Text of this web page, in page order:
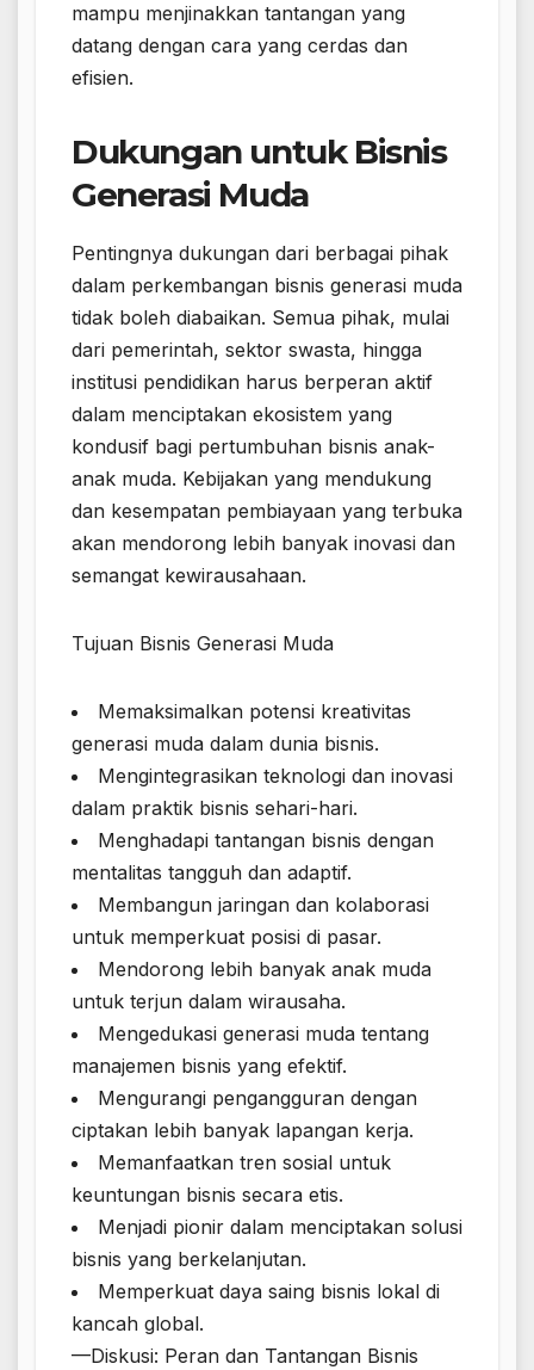
mampu menjinakkan tantangan yang
datang dengan cara yang cerdas dan
efisien.
Dukungan untuk Bisnis
Generasi Muda
Pentingnya dukungan dari berbagai pihak
dalam perkembangan bisnis generasi muda
tidak boleh diabaikan. Semua pihak, mulai
dari pemerintah, sektor swasta, hingga
institusi pendidikan harus berperan aktif
dalam menciptakan ekosistem yang
kondusif bagi pertumbuhan bisnis anak-
anak muda. Kebijakan yang mendukung
dan kesempatan pembiayaan yang terbuka
akan mendorong lebih banyak inovasi dan
semangat kewirausahaan.
Tujuan Bisnis Generasi Muda
Memaksimalkan potensi kreativitas
generasi muda dalam dunia bisnis.
Mengintegrasikan teknologi dan inovasi
dalam praktik bisnis sehari-hari.
Menghadapi tantangan bisnis dengan
mentalitas tangguh dan adaptif.
Membangun jaringan dan kolaborasi
untuk memperkuat posisi di pasar.
Mendorong lebih banyak anak muda
untuk terjun dalam wirausaha.
Mengedukasi generasi muda tentang
manajemen bisnis yang efektif.
Mengurangi pengangguran dengan
ciptakan lebih banyak lapangan kerja.
Memanfaatkan tren sosial untuk
keuntungan bisnis secara etis.
Menjadi pionir dalam menciptakan solusi
bisnis yang berkelanjutan.
Memperkuat daya saing bisnis lokal di
kancah global.
—Diskusi: Peran dan Tantangan Bisnis